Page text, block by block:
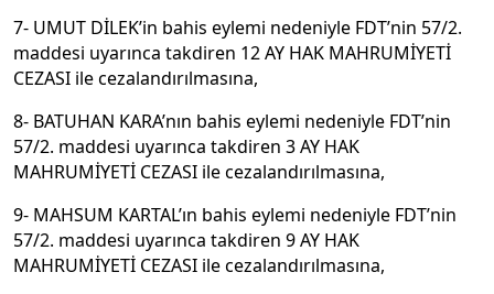
7- UMUT DİLEK’in bahis eylemi nedeniyle FDT’nin 57/2.
maddesi uyarınca takdiren 12 AY HAK MAHRUMİYETİ
CEZASI ile cezalandırılmasına,
8- BATUHAN KARA’nın bahis eylemi nedeniyle FDT’nin
57/2. maddesi uyarınca takdiren 3 AY HAK
MAHRUMİYETİ CEZASI ile cezalandırılmasına,
9- MAHSUM KARTAL’ın bahis eylemi nedeniyle FDT’nin
57/2. maddesi uyarınca takdiren 9 AY HAK
MAHRUMİYETİ CEZASI ile cezalandırılmasına,